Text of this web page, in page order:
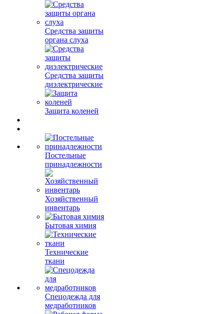
Средства защиты
органа слуха
Средства защиты
диэлектрические
Защита коленей
Постельные
принадлежности
Хозяйственный
инвентарь
Бытовая химия
Технические
ткани
Спецодежда для
медработников